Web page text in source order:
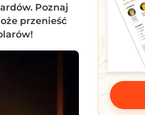
Poznaj
przenieść